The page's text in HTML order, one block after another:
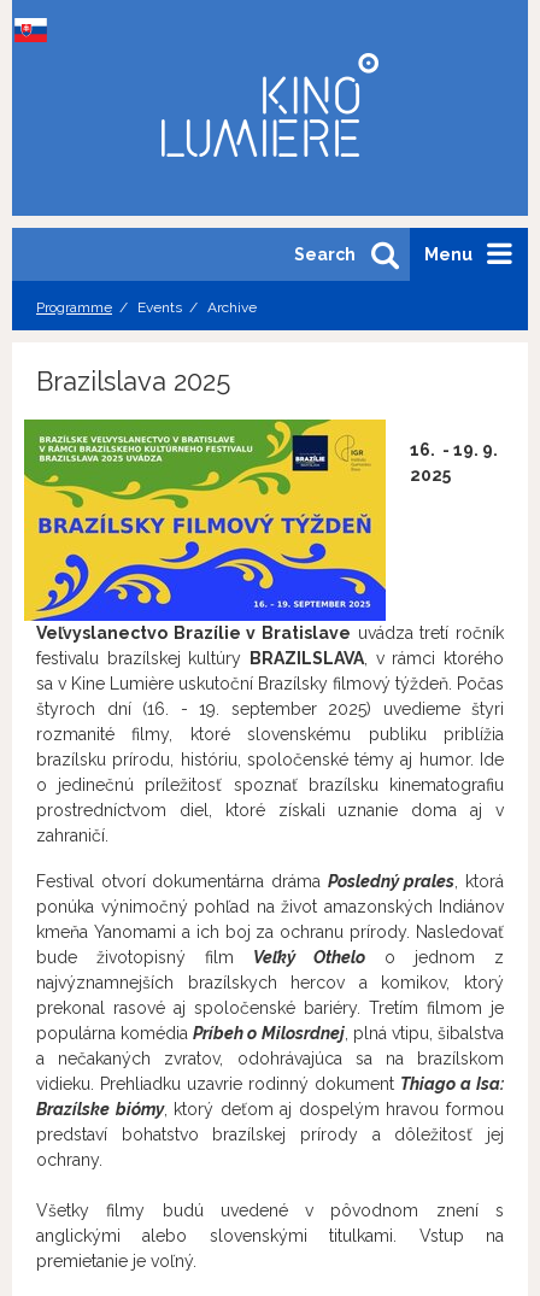
Menu
Search
Programme Events Archive
Brazilslava 2025
16. - 19. 9.
2025
Veľvyslanectvo Brazílie v Bratislave uvádza tretí ročník
festivalu brazílskej kultúry
BRAZILSLAVA , v rámci ktorého
sa v Kine Lumière uskutoční Brazílsky filmový týždeň. Počas
štyroch dní (16. - 19. september 2025) uvedieme štyri
rozmanité filmy, ktoré slovenskému publiku priblížia
brazílsku prírodu, históriu, spoločenské témy aj humor. Ide
o jedinečnú príležitosť spoznať brazílsku kinematografiu
prostredníctvom diel, ktoré získali uznanie doma aj v
zahraničí.
Festival otvorí dokumentárna dráma Posledný prales , ktorá
ponúka výnimočný pohľad na život amazonských Indiánov
kmeňa Yanomami a ich boj za ochranu prírody. Nasledovať
bude životopisný film Veľký Othelo o jednom z
najvýznamnejších brazílskych hercov a komikov, ktorý
prekonal rasové aj spoločenské bariéry. Tretím filmom je
populárna komédiaPríbeh o Milosrdnej, plná vtipu, šibalstva
a nečakaných zvratov, odohrávajúca sa na brazílskom
vidieku. Prehliadku uzavrie rodinný dokument Thiago a Isa:
Brazílske biómy, ktorý deťom aj dospelým hravou formou
predstaví bohatstvo brazílskej prírody a dôležitosť jej
ochrany.
Všetky filmy budú uvedené v pôvodnom znení s
anglickými alebo slovenskými titulkami. Vstup na
premietanie je voľný.